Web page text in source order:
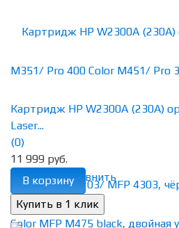
избранное сравнить
Картридж HP W2300A (230A)
Laser...
(0)
11 999 руб.
В корзину